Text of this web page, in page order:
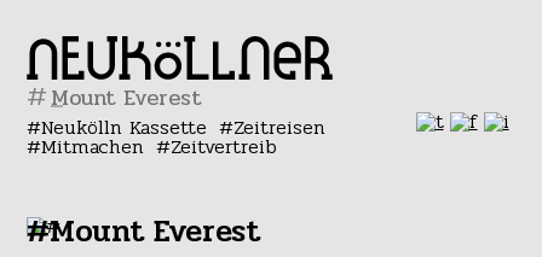
#
Neukölln Kassette Zeitreisen
Mitmachen Zeitvertreib
#Mount Everest